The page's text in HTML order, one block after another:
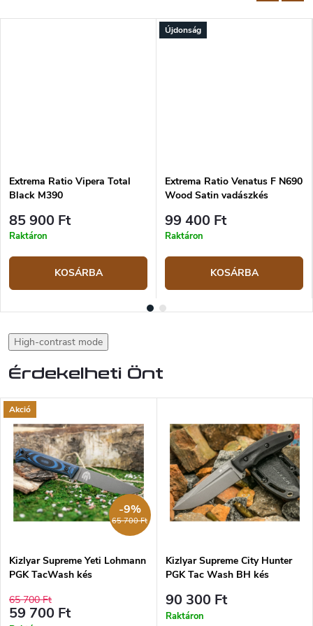
Extrema Ratio Vipera Total
Black M390
85 900 Ft
Raktáron
KOSÁRBA
Újdonság
Extrema Ratio Venatus F N690
Wood Satin vadászkés
99 400 Ft
Raktáron
KOSÁRBA
High-contrast mode
Érdekelheti Önt
Akció
65 700 Ft
-9%
Kizlyar Supreme Yeti Lohmann
PGK TacWash kés
65 700 Ft
59 700 Ft
Kizlyar Supreme City Hunter
PGK Tac Wash BH kés
90 300 Ft
Raktáron